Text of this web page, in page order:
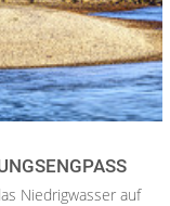
Niedrigwasser auf